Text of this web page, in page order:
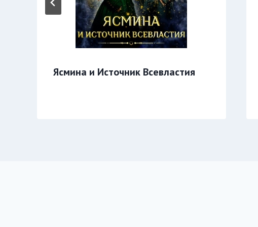
Ясмина и Источник Всевластия